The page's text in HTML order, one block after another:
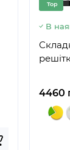
Top
В
4460